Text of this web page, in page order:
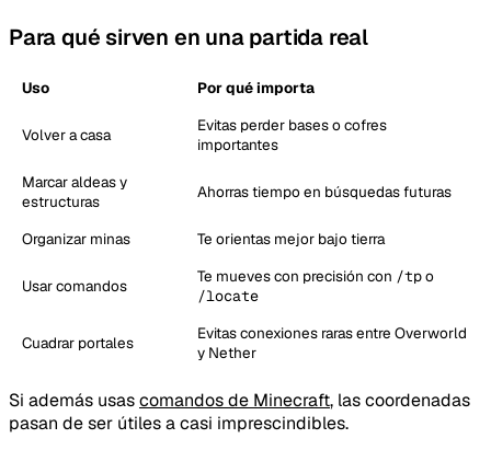
Para qué sirven en una partida real
Uso Por qué importa
Volver a casa
Evitas perder bases o cofres
importantes
Marcar aldeas y
estructuras
Ahorras tiempo en búsquedas futuras
Organizar minas Te orientas mejor bajo tierra
Usar comandos Te mueves con precisión con /tpo
/locate
Cuadrar portales
Evitas conexiones raras entre Overworld
y Nether
Si además usascomandos de Minecraft, las coordenadas
pasan de ser útiles a casi imprescindibles.